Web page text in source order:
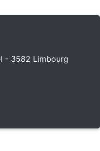
- 3582 Limbourg